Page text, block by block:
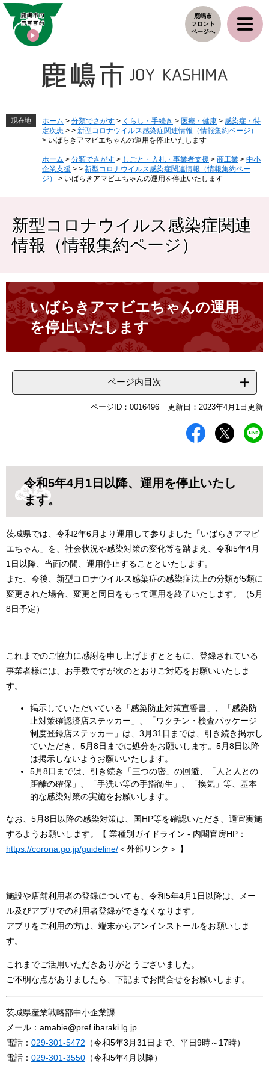
ペ
メ
鹿嶋市
フロント
ページへ
現在地 ホーム > 分類でさがす > くらし・手続き > 医療・健康 > 感染症・特
定疾患 > > 新型コロナウイルス感染症関連情報（情報集約ページ）
> いばらきアマビエちゃんの運用を停止いたします
ホーム > 分類でさがす > しごと・入札・事業者支援 > 商工業 > 中小
企業支援 > > 新型コロナウイルス感染症関連情報（情報集約ペー
ジ）
> いばらきアマビエちゃんの運用を停止いたします
新型コロナウイルス感染症関連
情報（情報集約ページ）
本
文
いばらきアマビエちゃんの運用
を停止いたします
ページ内目次
ページID：0016496 更新日：2023年4月1日更新
令和5年4月1日以降、運用を停止いたし
ます。
茨城県では、令和2年6月より運用して参りました「いばらきアマビ
エちゃん」を、社会状況や感染対策の変化等を踏まえ、令和5年4月
1日以降、当面の間、運用停止することといたします。
また、今後、新型コロナウイルス感染症の感染症法上の分類が5類に
変更された場合、変更と同日をもって運用を終了いたします。（5月
8日予定）
これまでのご協力に感謝を申し上げますとともに、登録されている
事業者様には、お手数ですが次のとおりご対応をお願いいたしま
す。
掲示していただいている「感染防止対策宣誓書」、「感染防
止対策確認済店ステッカー」、「ワクチン・検査パッケージ
制度登録店ステッカー」は、3月31日までは、引き続き掲示し
ていただき、5月8日までに処分をお願いします。5月8日以降
は掲示しないようお願いいたします。
5月8日までは、引き続き「三つの密」の回避、「人と人との
距離の確保」、「手洗い等の手指衛生」、「換気」等、基本
的な感染対策の実施をお願いします。
なお、5月8日以降の感染対策は、国HP等を確認いただき、適宜実施
するようお願いします。【 業種別ガイドライン - 内閣官房HP：
https://corona.go.jp/guideline/＜外部リンク＞ 】
施設や店舗利用者の登録についても、令和5年4月1日以降は、メー
ル及びアプリでの利用者登録ができなくなります。
アプリをご利用の方は、端末からアンインストールをお願いしま
す。
これまでご活用いただきありがとうございました。
ご不明な点がありましたら、下記までお問合せをお願いします。
茨城県産業戦略部中小企業課
メール：amabie@pref.ibaraki.lg.jp
電話： 029-301-5472 （令和5年3月31日まで、平日9時～17時）
電話： 029-301-3550 （令和5年4月以降）